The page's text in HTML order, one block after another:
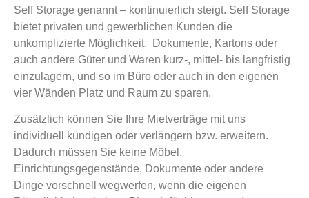
Self Storage genannt – kontinuierlich steigt. Self Storage
bietet privaten und gewerblichen Kunden die
unkomplizierte Möglichkeit, Dokumente, Kartons oder
auch andere Güter und Waren kurz-, mittel- bis langfristig
einzulagern, und so im Büro oder auch in den eigenen
vier Wänden Platz und Raum zu sparen.
Zusätzlich können Sie Ihre Mietverträge mit uns
individuell kündigen oder verlängern bzw. erweitern.
Dadurch müssen Sie keine Möbel,
Einrichtungsgegenstände, Dokumente oder andere
Dinge vorschnell wegwerfen, wenn die eigenen